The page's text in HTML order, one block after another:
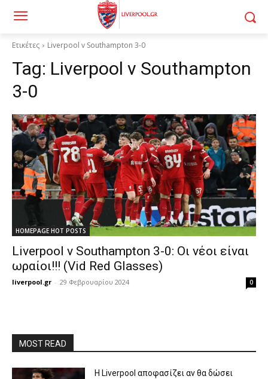
Ετικέτες Liverpool v Southampton 3-0
Tag: Liverpool v Southampton
3-0
HOMEPAGE HOT POSTS
Liverpool v Southampton 3-0: Οι νέοι είναι
ωραίοι!!! (Vid Red Glasses)
liverpool.gr - 29 Φεβρουαρίου 2024 0
MOST READ
Η Liverpool αποφασίζει αν θα δώσει